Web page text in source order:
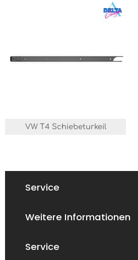
VW T4 Schiebeturkeil
Service
Weitere Informationen
Service